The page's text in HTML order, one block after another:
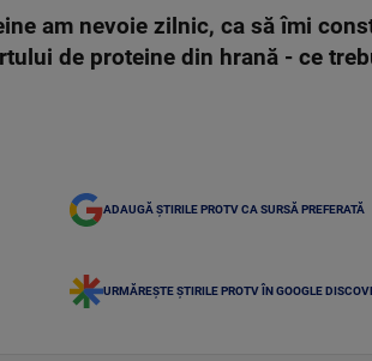
am nevoie zilnic, ca să îmi
de proteine din hrană - ce
ADAUGĂ ȘTIRILE PROTV CA SURSĂ PREFERATĂ
URMĂREȘTE ȘTIRILE PROTV ÎN GOOGLE